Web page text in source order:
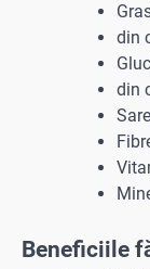
din
din
Beneficiile